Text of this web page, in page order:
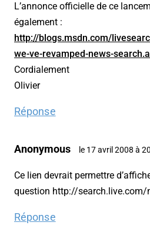
L’annonce officielle de ce
également :
http://blogs.msdn.com/
we-ve-revamped-news-
Cordialement
Olivier
Réponse
Anonymous le 17 avril 2008 à
Ce lien devrait permettre
question http://search.live.com/
Réponse